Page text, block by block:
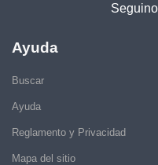
Ayuda
Buscar
Ayuda
Reglamento y Privacidad
Mapa del sitio